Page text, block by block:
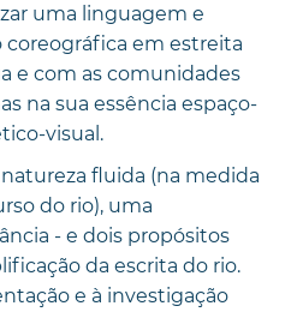
uma linguagem e
em estreita
e com as comunidades
na sua essência espaço-
visual.
fluida (na medida
do rio), uma
- e dois propósitos
da escrita do rio.
e à investigação